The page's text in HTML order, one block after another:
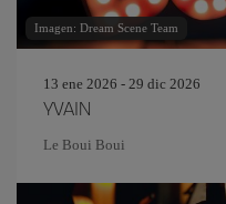
Imagen: Dream Scene Team
13 ene 2026 - 29 dic 2026
YVAIN
Le Boui Boui